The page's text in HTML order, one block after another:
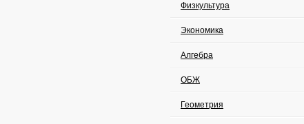
Физкультура
Экономика
Алгебра
ОБЖ
Геометрия